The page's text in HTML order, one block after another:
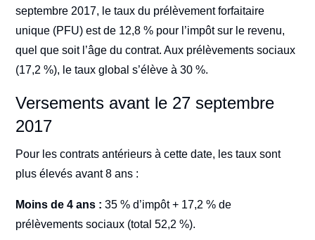
septembre 2017, le taux du prélèvement forfaitaire
unique (PFU) est de 12,8 % pour l’impôt sur le revenu,
quel que soit l’âge du contrat. Aux prélèvements sociaux
(17,2 %), le taux global s’élève à 30 %.
Versements avant le 27 septembre
2017
Pour les contrats antérieurs à cette date, les taux sont
plus élevés avant 8 ans :
Moins de 4 ans : 35 % d’impôt + 17,2 % de
prélèvements sociaux (total 52,2 %).